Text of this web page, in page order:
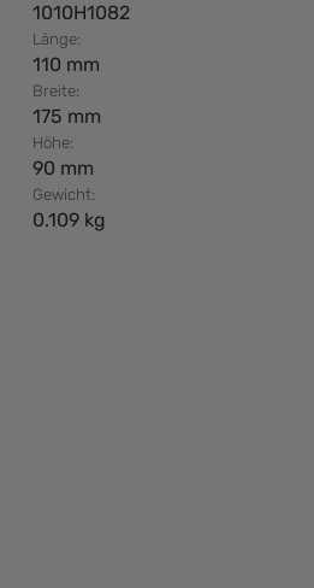
1010H1082
Länge:
110 mm
Breite:
175 mm
Höhe:
90 mm
Gewicht:
0.109 kg